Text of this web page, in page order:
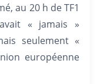
au 20 h de TF1
« jamais »
seulement «
européenne